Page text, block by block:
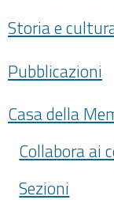
Storia e
Pubblicazioni
Casa della
Collabora ai
Sezioni